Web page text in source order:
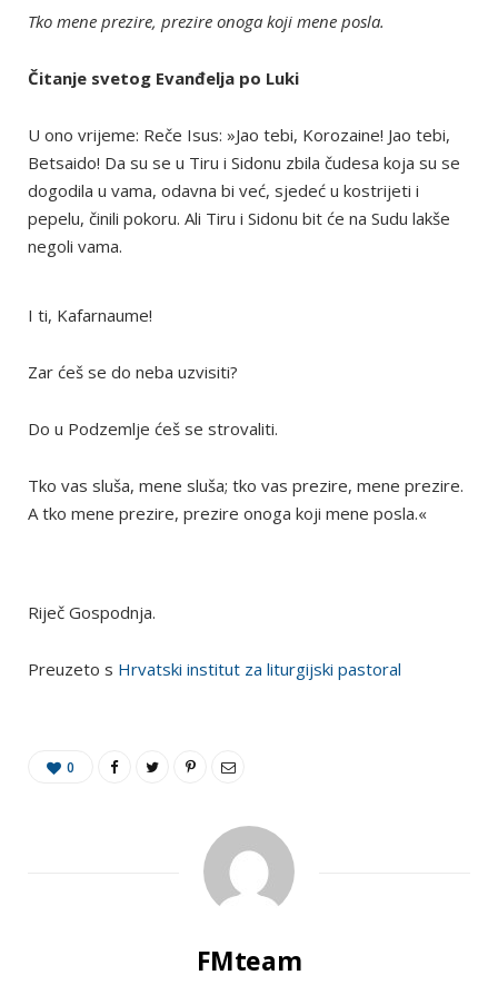
Tko mene prezire, prezire onoga koji mene posla.
Čitanje svetog Evanđelja po Luki
U ono vrijeme: Reče Isus: »Jao tebi, Korozaine! Jao tebi,
Betsaido! Da su se u Tiru i Sidonu zbila čudesa koja su se
dogodila u vama, odavna bi već, sjedeć u kostrijeti i
pepelu, činili pokoru. Ali Tiru i Sidonu bit će na Sudu lakše
negoli vama.
I ti, Kafarnaume!
Zar ćeš se do neba uzvisiti?
Do u Podzemlje ćeš se strovaliti.
Tko vas sluša, mene sluša; tko vas prezire, mene prezire.
A tko mene prezire, prezire onoga koji mene posla.«
Riječ Gospodnja.
Preuzeto s Hrvatski institut za liturgijski pastoral
0
FMteam